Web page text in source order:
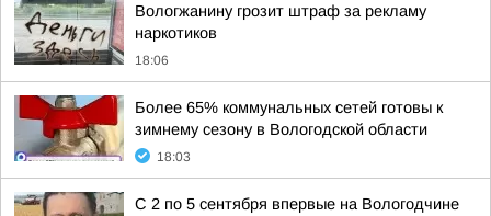
Вологжанину грозит штраф за рекламу
наркотиков
18:06
Более 65% коммунальных сетей готовы к
зимнему сезону в Вологодской области
18:03
С 2 по 5 сентября впервые на Вологодчине